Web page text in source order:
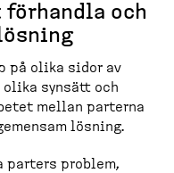
och
på olika sidor av
olika synsätt och
mellan parterna
lösning.
parters problem,